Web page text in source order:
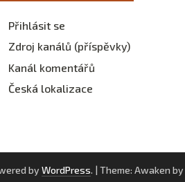
Přihlásit se
Zdroj kanálů (příspěvky)
Kanál komentářů
Česká lokalizace
by WordPress. | Theme: Awaken by